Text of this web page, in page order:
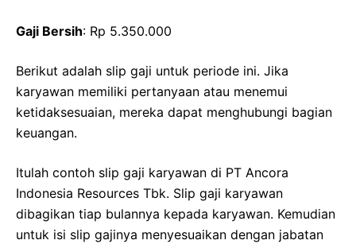
Gaji Bersih: Rp 5.350.000
Berikut adalah slip gaji untuk periode ini. Jika
karyawan memiliki pertanyaan atau menemui
ketidaksesuaian, mereka dapat menghubungi bagian
keuangan.
Itulah contoh slip gaji karyawan di PT Ancora
Indonesia Resources Tbk. Slip gaji karyawan
dibagikan tiap bulannya kepada karyawan. Kemudian
untuk isi slip gajinya menyesuaikan dengan jabatan